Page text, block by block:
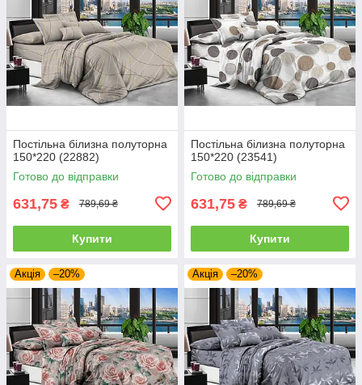
Постільна білизна полуторна
150*220 (22882)
Готово до відправки
631,75 ₴ 789,69 ₴
Купити
Постільна білизна полуторна
150*220 (23541)
Готово до відправки
631,75 ₴ 789,69 ₴
Купити
Акція –20% Акція –20%